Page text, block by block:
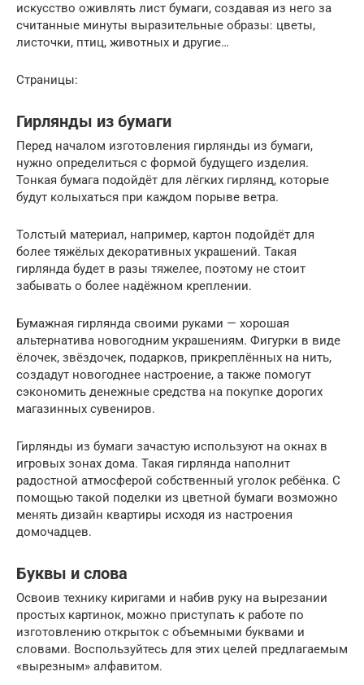
искусство оживлять лист бумаги, создавая из него за
считанные минуты выразительные образы: цветы,
листочки, птиц, животных и другие…
Страницы:
Гирлянды из бумаги
Перед началом изготовления гирлянды из бумаги,
нужно определиться с формой будущего изделия.
Тонкая бумага подойдёт для лёгких гирлянд, которые
будут колыхаться при каждом порыве ветра.
Толстый материал, например, картон подойдёт для
более тяжёлых декоративных украшений. Такая
гирлянда будет в разы тяжелее, поэтому не стоит
забывать о более надёжном креплении.
Бумажная гирлянда своими руками — хорошая
альтернатива новогодним украшениям. Фигурки в виде
ёлочек, звёздочек, подарков, прикреплённых на нить,
создадут новогоднее настроение, а также помогут
сэкономить денежные средства на покупке дорогих
магазинных сувениров.
Гирлянды из бумаги зачастую используют на окнах в
игровых зонах дома. Такая гирлянда наполнит
радостной атмосферой собственный уголок ребёнка. С
помощью такой поделки из цветной бумаги возможно
менять дизайн квартиры исходя из настроения
домочадцев.
Буквы и слова
Освоив технику киригами и набив руку на вырезании
простых картинок, можно приступать к работе по
изготовлению открыток с объемными буквами и
словами. Воспользуйтесь для этих целей предлагаемым
«вырезным» алфавитом.